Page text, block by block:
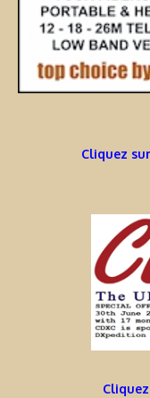
Cliquez